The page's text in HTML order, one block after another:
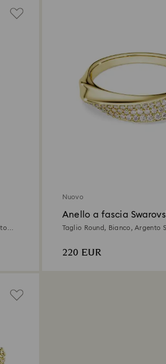
Nuovo
Anello a fascia
Taglio Round, Bianco, Argento
220 EUR